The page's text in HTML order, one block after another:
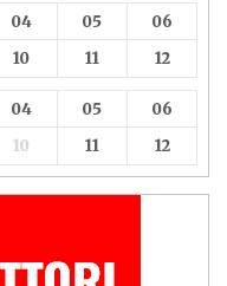
04 05
06
10 11 12
04 05
06
10 11 12